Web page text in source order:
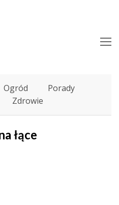
Ogród
Porady
Zdrowie
łące